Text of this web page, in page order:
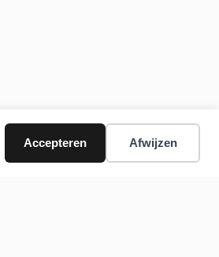
Accepteren Afwijzen